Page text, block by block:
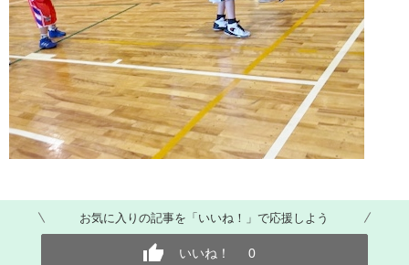
お気に入りの記事を「いいね！」で応援しよう
いいね！ 0